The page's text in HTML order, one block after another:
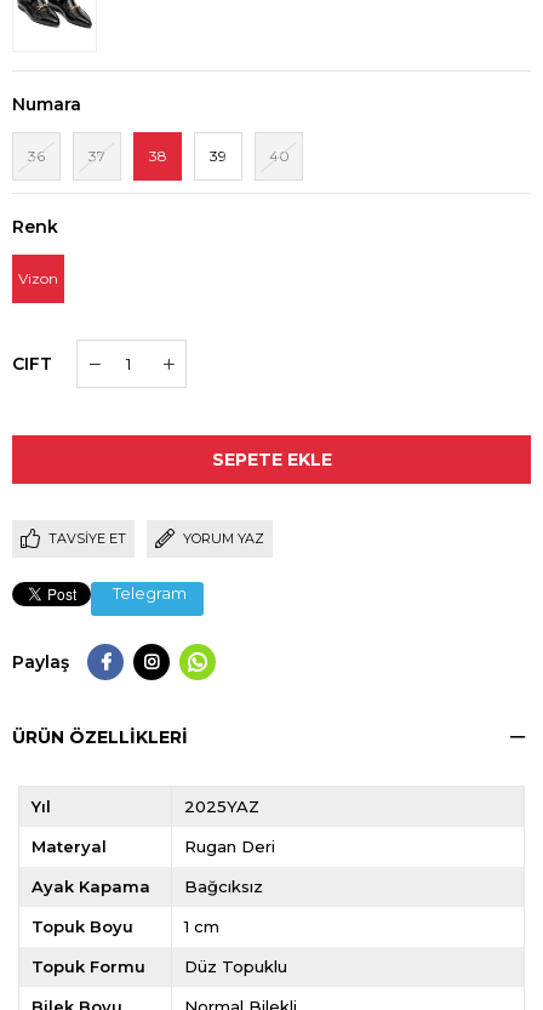
Numara
36 37 38 39 40
Renk
Vizon
CIFT
TAVSIYE ET YORUM YAZ
Telegram
Paylaş
ÜRÜN ÖZELLIKLERI
Yıl 2025YAZ
Materyal Rugan Deri
Ayak Kapama Bağcıksız
Topuk Boyu 1 cm
Topuk Formu Düz Topuklu